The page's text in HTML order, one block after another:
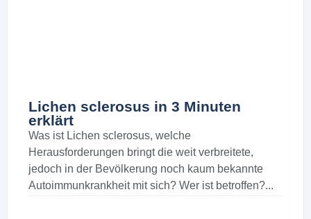
Lichen sclerosus in 3 Minuten
erklärt
Was ist Lichen sclerosus, welche
Herausforderungen bringt die weit verbreitete,
jedoch in der Bevölkerung noch kaum bekannte
Autoimmunkrankheit mit sich? Wer ist betroffen?...